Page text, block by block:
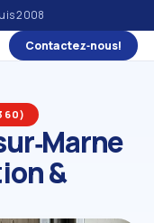
2008
Contactez‑nous!
&